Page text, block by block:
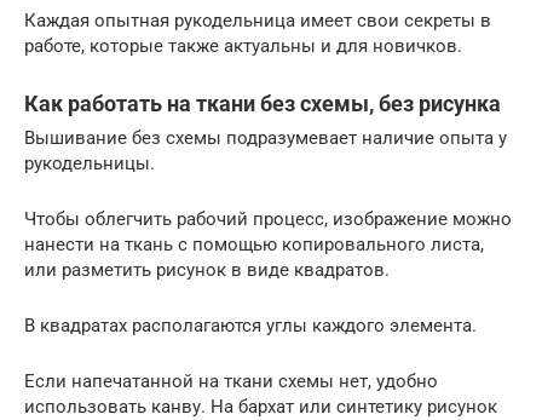
Каждая опытная рукодельница имеет свои секреты в
работе, которые также актуальны и для новичков.
Как работать на ткани без схемы, без рисунка
Вышивание без схемы подразумевает наличие опыта у
рукодельницы.
Чтобы облегчить рабочий процесс, изображение можно
нанести на ткань с помощью копировального листа,
или разметить рисунок в виде квадратов.
В квадратах располагаются углы каждого элемента.
Если напечатанной на ткани схемы нет, удобно
использовать канву. На бархат или синтетику рисунок